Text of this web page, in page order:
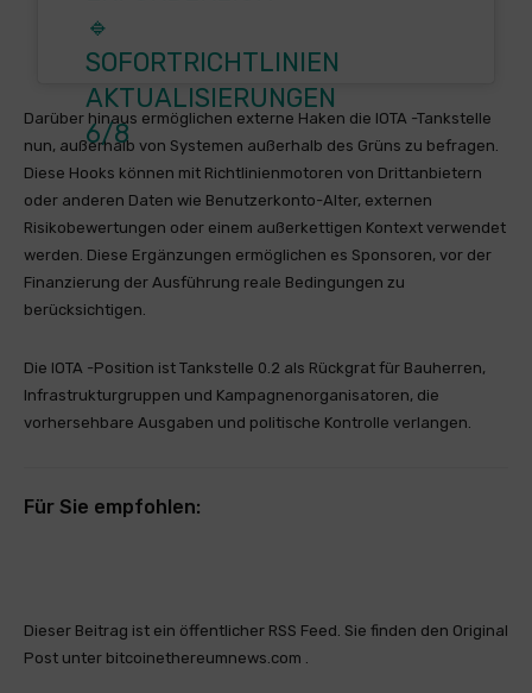
🔹
SOFORTRICHTLINIEN
AKTUALISIERUNGEN
6/8
Darüber hinaus ermöglichen externe Haken die IOTA -Tankstelle
nun, außerhalb von Systemen außerhalb des Grüns zu befragen.
Diese Hooks können mit Richtlinienmotoren von Drittanbietern
oder anderen Daten wie Benutzerkonto-Alter, externen
Risikobewertungen oder einem außerkettigen Kontext verwendet
werden. Diese Ergänzungen ermöglichen es Sponsoren, vor der
Finanzierung der Ausführung reale Bedingungen zu
berücksichtigen.
Die IOTA -Position ist Tankstelle 0.2 als Rückgrat für Bauherren,
Infrastrukturgruppen und Kampagnenorganisatoren, die
vorhersehbare Ausgaben und politische Kontrolle verlangen.
Für Sie empfohlen:
Dieser Beitrag ist ein öffentlicher RSS Feed. Sie finden den Original
Post unter bitcoinethereumnews.com .